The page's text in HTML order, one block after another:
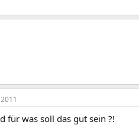
für was soll das gut sein ?!